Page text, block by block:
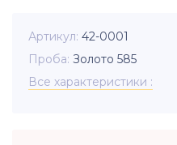
Артикул 42-0001
Проба Золото 585
Все характеристики